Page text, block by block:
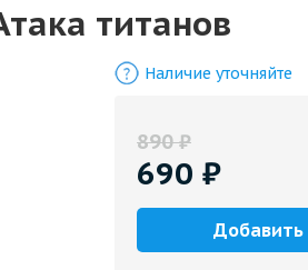
титанов
Наличие уточняйте
890₽
690 ₽
Добавить